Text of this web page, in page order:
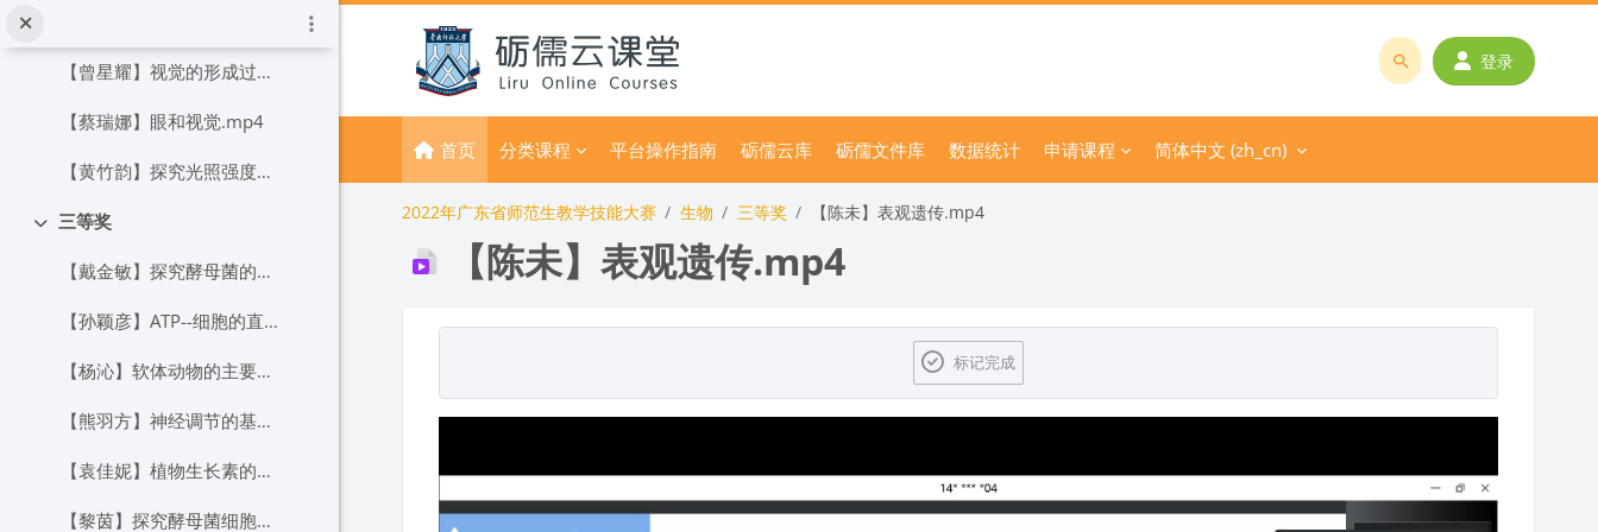
跳到主要内容
【曾星耀】视觉的形成过程.mp4
【蔡瑞娜】眼和视觉.mp4
【黄竹韵】探究光照强度对光合作用强度的影响.mp4
折叠
三等奖
【戴金敏】探究酵母菌的无氧呼吸.mp4
【孙颖彦】ATP--细胞的直接能源物质.mp4
【杨沁】软体动物的主要特征.mp4
【熊羽方】神经调节的基本方式.mp4
【袁佳妮】植物生长素的作用特点.mp4
【黎茵】探究酵母菌细胞的无氧呼吸.mp4
搜
登录
首页 分类课程 平台操作指南 砺儒云库 砺儒文件库 数据统计 申请课程 简体中文 ‎(zh_cn)‎
2022年广东省师范生教学技能大赛 生物 三等奖 【陈未】表观遗传.mp4
【陈未】表观遗传.mp4
标记完成